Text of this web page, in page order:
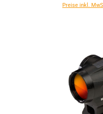
Preise inkl.